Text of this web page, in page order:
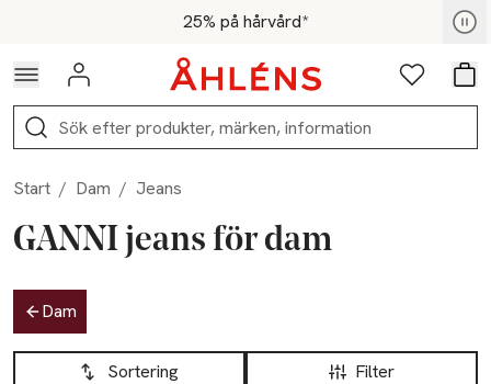
Hoppa till navigationsmenyn25% på hårvård*
För medlemmar - Shoppa nu
Logga in Favoriter
Sök
Start / Dam / Jeans
GANNI jeans för dam
Hoppa till produktsidan
Dam
Hoppa till produktsidan
Filter
Sortering
Lista över produkter